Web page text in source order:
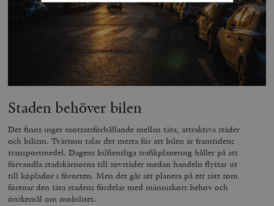
Staden behöver bilen
Det finns inget motsatsförhållande mellan täta, attraktiva städer
och bilism. Tvärtom talar det mesta för att bilen är framtidens
transportmedel. Dagens bilfientliga trafikplanering håller på att
förvandla stadskärnorna till sovstäder medan handeln flyttar ut
till köplador i förorten. Men det går att planera på ett sätt som
förenar den täta stadens fördelar med människors behov och
önskemål om mobilitet.
Strikt nödvändigt
Marknadsföring
Strikt nödvändiga kakor tillåter
kärnwebbplatsfunktioner som användarinloggning
och kontohantering. Webbplatsen kan inte användas
woocommerce_cart_hash
Automattic
Inc.
_hjFirstSeen